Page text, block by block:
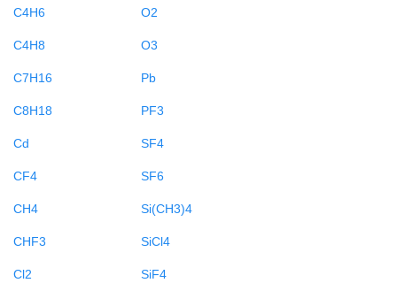
C4H6
C4H8
C7H16
C8H18
Cd
CF4
CH4
CHF3
Cl2
O2
O3
Pb
PF3
SF4
SF6
Si(CH3)4
SiCl4
SiF4